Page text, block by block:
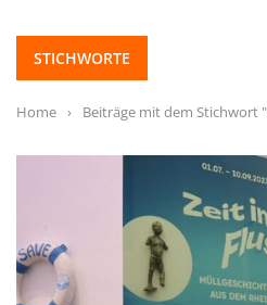
STICHWORTE
Home › Beiträge mit dem Stichwort